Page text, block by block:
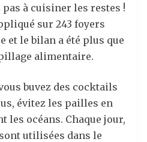
à cuisiner les restes !
sur 243 foyers
et le bilan a été plus que
alimentaire.
buvez des cocktails
évitez les pailles en
les océans. Chaque jour,
utilisées dans le